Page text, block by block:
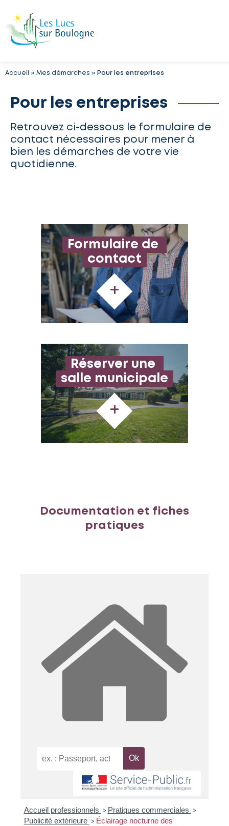
Accueil » Mes démarches » Pour les entreprises
Pour les entreprises
Retrouvez ci-dessous le formulaire de
contact nécessaires pour mener à
bien les démarches de votre vie
quotidienne.
Formulaire de
contact
+
Réserver une
salle municipale
+
Documentation et fiches
pratiques
Accueil professionnels > Pratiques commerciales >
Publicité extérieure > Éclairage nocturne des